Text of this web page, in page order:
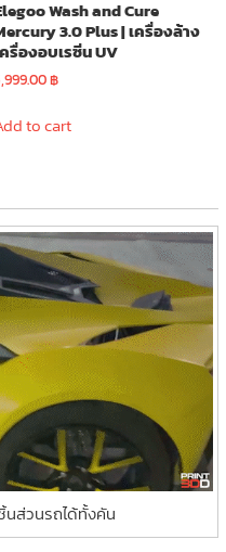
Wash and Cure
3.0 Plus | เครื่องล้าง
รื่องอบเรซิ่น UV
฿
to cart
ส่วนรถได้ทั้งคัน